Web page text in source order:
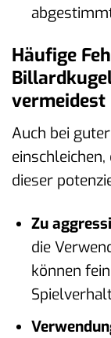
Häufige
vermeidest
Auch bei
dieser
Zu
die
können